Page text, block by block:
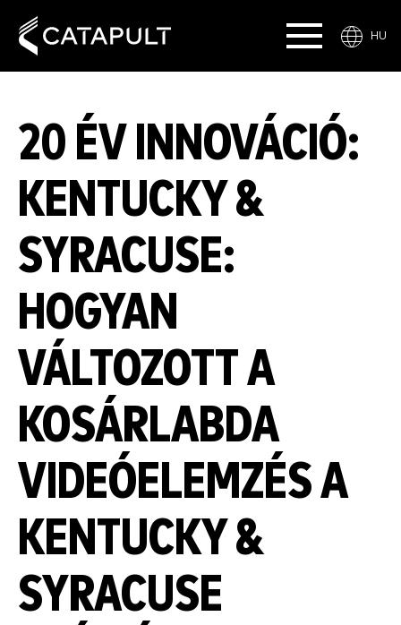
HU
20 ÉV INNOVÁCIÓ:
KENTUCKY &
SYRACUSE:
HOGYAN
VÁLTOZOTT A
KOSÁRLABDA
VIDEÓELEMZÉS A
KENTUCKY &
SYRACUSE